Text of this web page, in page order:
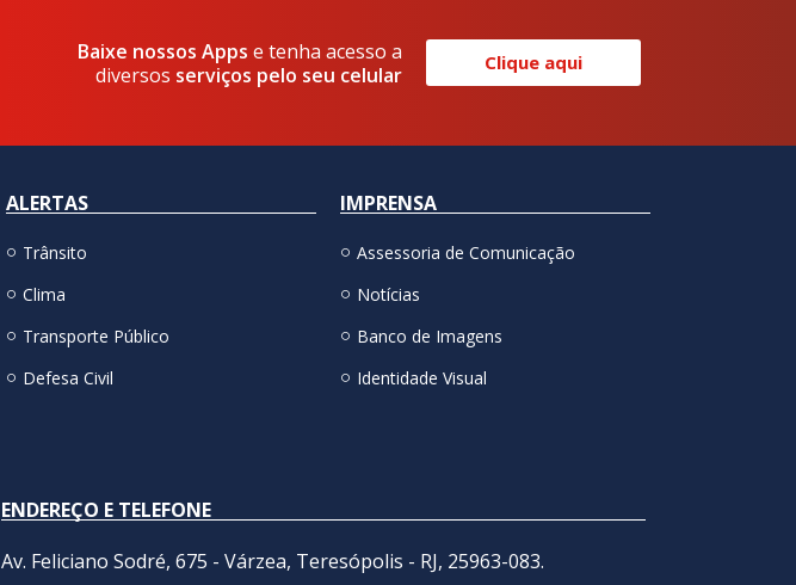
Baixe nossos Appse tenha acesso a
diversos serviços pelo seu celular Clique aqui
ALERTAS
Trânsito
Clima
Transporte Público
Defesa Civil
IMPRENSA
Assessoria de Comunicação
Notícias
Banco de Imagens
Identidade Visual
ENDEREÇO E TELEFONE
Av. Feliciano Sodré, 675 - Várzea, Teresópolis - RJ, 25963-083.